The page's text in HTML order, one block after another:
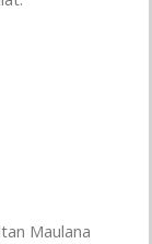
Maulana